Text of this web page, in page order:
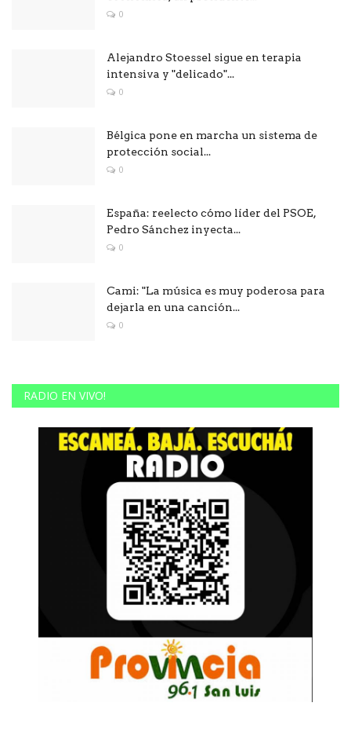
0
Alejandro Stoessel sigue en terapia
intensiva y "delicado"...
0
Bélgica pone en marcha un sistema de
protección social...
0
España: reelecto cómo líder del PSOE,
Pedro Sánchez inyecta...
0
Cami: "La música es muy poderosa para
dejarla en una canción...
0
RADIO EN VIVO!